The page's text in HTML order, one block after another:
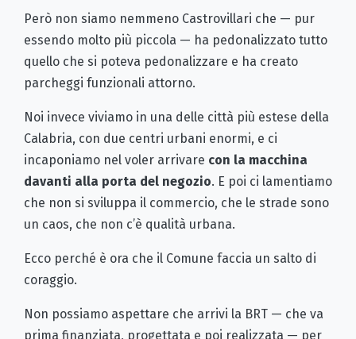
Però non siamo nemmeno Castrovillari che — pur
essendo molto più piccola — ha pedonalizzato tutto
quello che si poteva pedonalizzare e ha creato
parcheggi funzionali attorno.
Noi invece viviamo in una delle città più estese della
Calabria, con due centri urbani enormi, e ci
incaponiamo nel voler arrivare con la macchina
davanti alla porta del negozio. E poi ci lamentiamo
che non si sviluppa il commercio, che le strade sono
un caos, che non c’è qualità urbana.
Ecco perché è ora che il Comune faccia un salto di
coraggio.
Non possiamo aspettare che arrivi la BRT — che va
prima finanziata, progettata e poi realizzata — per